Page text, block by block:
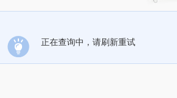
正在查询中，请刷新重试